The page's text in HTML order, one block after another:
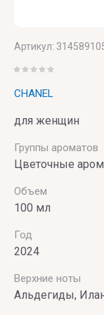
Артикул:
CHANEL
для женщин
Группы ароматов
Цветочные
Объем
100 мл
Год
2024
Верхние ноты
Альдегиды,